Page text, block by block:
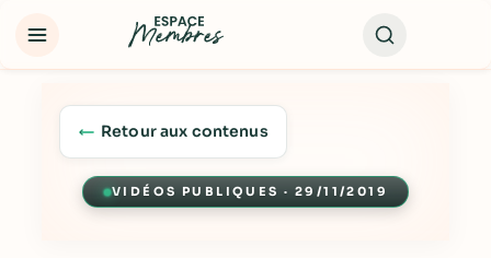
Retour aux contenus
VIDÉOS PUBLIQUES · 29/11/2019
Lecture